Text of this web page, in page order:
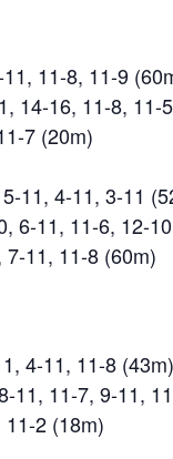
11-8, 11-9
14-16, 11-8, 11-
7 (20m)
11, 4-11, 3-11
6-11, 11-6, 12-
11, 11-8 (60m)
4-11, 11-8 (43m)
11, 11-7, 9-11,
2 (18m)